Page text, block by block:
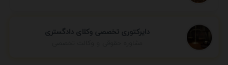
دایرکتوری تخصصی وکلای دادگستری